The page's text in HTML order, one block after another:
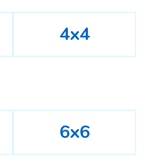
4x4
6x6